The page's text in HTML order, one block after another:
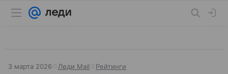
3 марта 2026 Леди Mail Рейтинги